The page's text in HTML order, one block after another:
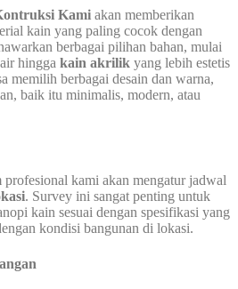
Kami akan memberikan
kain yang paling cocok dengan
berbagai pilihan bahan, mulai
hingga kain akrilik yang lebih estetis
memilih berbagai desain dan warna,
baik itu minimalis, modern, atau
profesional kami akan mengatur jadwal
. Survey ini sangat penting untuk
kain sesuai dengan spesifikasi yang
kondisi bangunan di lokasi.